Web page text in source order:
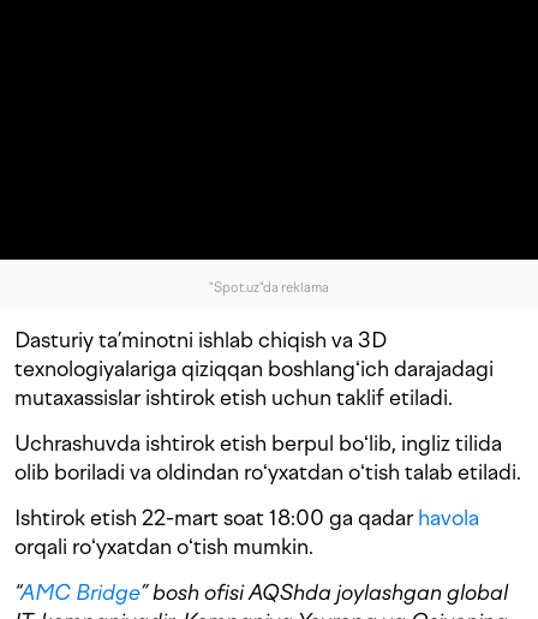
"Spot.uz"da reklama
Dasturiy ta’minotni ishlab chiqish va 3D
texnologiyalariga qiziqqan boshlangʻich darajadagi
mutaxassislar ishtirok etish uchun taklif etiladi.
Uchrashuvda ishtirok etish berpul boʻlib, ingliz tilida
olib boriladi va oldindan roʻyxatdan oʻtish talab etiladi.
Ishtirok etish 22-mart soat 18:00 ga qadarhavola
orqali roʻyxatdan oʻtish mumkin.
“AMC Bridge” bosh ofisi AQShda joylashgan global